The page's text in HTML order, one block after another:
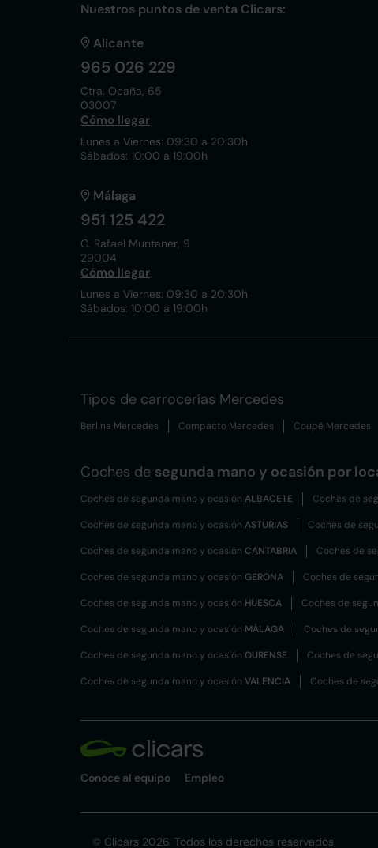
Nuestros puntos de venta Clicars:
Alicante
965 026 229
Ctra. Ocaña, 65
03007
Cómo llegar
Lunes a Viernes: 09:30 a 20:30h
Sábados: 10:00 a 19:00h
Málaga
951 125 422
C. Rafael Muntaner, 9
29004
Cómo llegar
Lunes a Viernes: 09:30 a 20:30h
Sábados: 10:00 a 19:00h
Tipos de carrocerías Mercedes
Berlina Mercedes Compacto Mercedes Coupé Mercedes
Coches de segunda mano y ocasión por
Coches de segunda mano y ocasión ALBACETE Coches de
Coches de segunda mano y ocasión ASTURIAS Coches de
Coches de segunda mano y ocasión CANTABRIA Coches de
Coches de segunda mano y ocasión GERONA Coches de
Coches de segunda mano y ocasión HUESCA Coches de
Coches de segunda mano y ocasión MÁLAGA Coches de
Coches de segunda mano y ocasión OURENSE Coches de
Coches de segunda mano y ocasión VALENCIA Coches de
Conoce al equipo Empleo
© Clicars 2026. Todos los derechos reservados